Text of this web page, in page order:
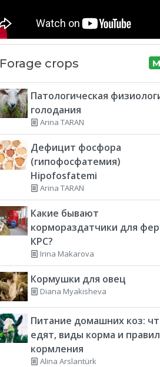
Forage crops
Патологическая
голодания
Arina TARAN
Дефицит фосфора
(гипофосфатемия)
Hipofosfatemi
Arina TARAN
Какие бывают
кормораздатчики для
КРС?
Irina Makarova
Кормушки для овец
Diana Myakisheva
Питание домашних коз:
едят, виды корма и
кормления
Alina Arslantürk